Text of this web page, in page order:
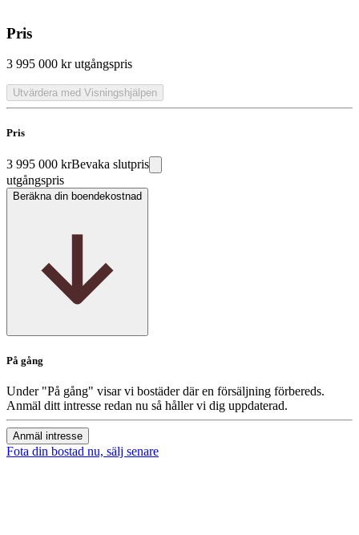
Pris
3 995 000 kr utgångspris
Utvärdera med Visningshjälpen
Pris
3 995 000 krBevaka slutpris
utgångspris
Beräkna din boendekostnad
På gång
Under "På gång" visar vi bostäder där en försäljning förbereds.
Anmäl ditt intresse redan nu så håller vi dig uppdaterad.
Anmäl intresse
Fota din bostad nu, sälj senare